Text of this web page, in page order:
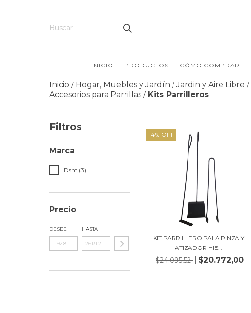
INICIO PRODUCTOS CÓMO COMPRAR
Inicio / Hogar, Muebles y Jardín / Jardin y Aire Libre /
Accesorios para Parrillas / Kits Parrilleros
Filtros
Marca
Dsm (3)
Precio
DESDE HASTA
14% OFF
KIT PARRILLERO PALA PINZA Y
ATIZADOR HIE...
$24.095,52 $20.772,00